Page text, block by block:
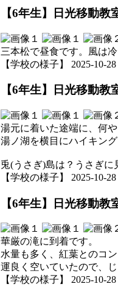
【6年生】日光移動教
三本松で昼食です。風は
【学校の様子】 2025-10-
【6年生】日光移動教
湯元に着いた途端に、何
湯ノ湖を横目にハイキン
兎(うさぎ)島は？うさぎ
【学校の様子】 2025-10-
【6年生】日光移動教
華厳の滝に到着です。
水量も多く、紅葉とのコ
運良く空いていたので、
【学校の様子】 2025-10-